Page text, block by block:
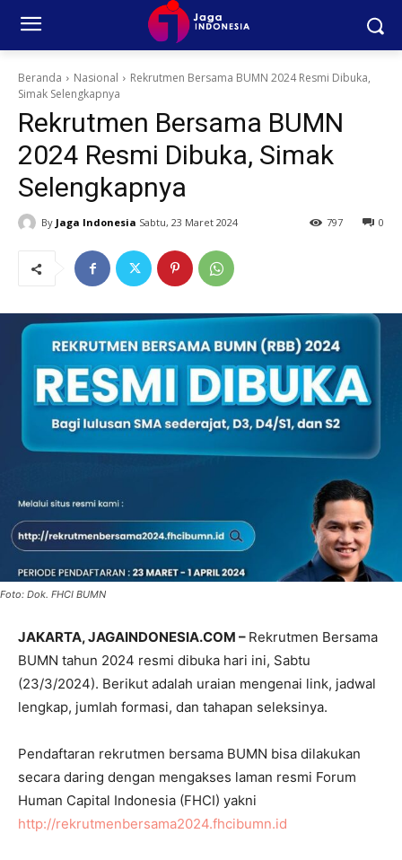
Beranda Nasional
Rekrutmen Bersama BUMN 2024 Resmi Dibuka,
Simak Selengkapnya
Rekrutmen Bersama BUMN
2024 Resmi Dibuka, Simak
Selengkapnya
By Jaga Indonesia Sabtu, 23 Maret 2024 0
797
Foto: Dok. FHCI BUMN
JAKARTA, JAGAINDONESIA.COM – Rekrutmen Bersama
BUMN tahun 2024 resmi dibuka hari ini, Sabtu
(23/3/2024). Berikut adalah uraian mengenai link, jadwal
lengkap, jumlah formasi, dan tahapan seleksinya.
Pendaftaran rekrutmen bersama BUMN bisa dilakukan
secara daring dengan mengakses laman resmi Forum
Human Capital Indonesia (FHCI) yakni
http://rekrutmenbersama2024.fhcibumn.id